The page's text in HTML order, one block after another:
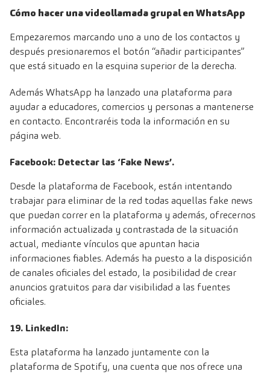
Cómo hacer una videollamada grupal en WhatsApp
Empezaremos marcando uno a uno de los contactos y
después presionaremos el botón “añadir participantes”
que está situado en la esquina superior de la derecha.
AdemásWhatsApp ha lanzado una plataforma para
ayudar a educadores, comercios y personas a mantenerse
en contacto. Encontraréis toda la información en su
página web.
Facebook: Detectar las ‘Fake News’.
Desde la plataforma de Facebook, están intentando
trabajar para eliminar de la red todas aquellas fake news
que puedan correr en la plataforma y además, ofrecernos
información actualizada y contrastada de la situación
actual, mediante vínculos que apuntan hacia
informaciones fiables. Además ha puesto a la disposición
de canales oficiales del estado, la posibilidad de crear
anuncios gratuitos para dar visibilidad a las fuentes
oficiales.
19. LinkedIn:
Esta plataforma ha lanzado juntamente con la
plataforma de Spotify, una cuenta que nos ofrece una